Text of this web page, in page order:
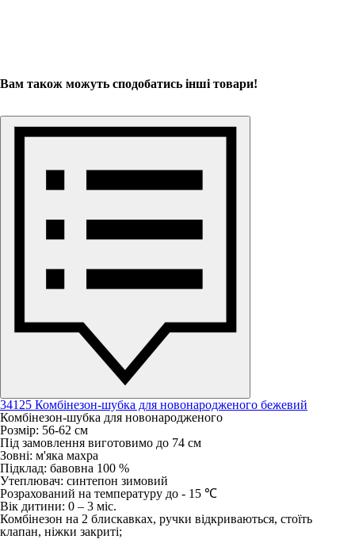
Вам також можуть сподобатись інші товари!
34125 Комбінезон-шубка для новонародженого бежевий
Комбінезон-шубка для новонародженого
Розмір: 56-62 см
Під замовлення виготовимо до 74 см
Зовні: м'яка махра
Підклад: бавовна 100 %
Утеплювач: синтепон зимовий
Розрахований на температуру до - 15 ℃
Вік дитини: 0 – 3 міс.
Комбінезон на 2 блискавках, ручки відкриваються, стоїть
клапан, ніжки закриті;